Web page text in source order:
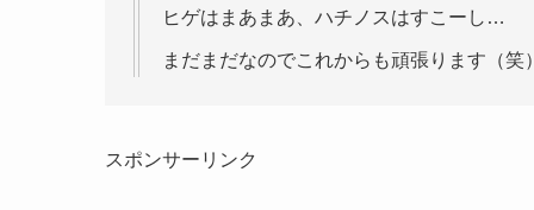
ヒゲはまあまあ、ハチノスはすこーし…
まだまだなのでこれからも頑張ります（笑
スポンサーリンク